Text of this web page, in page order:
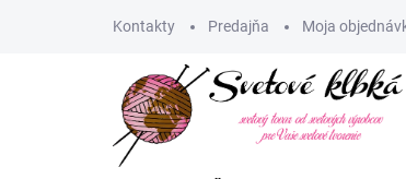
Kontakty Predajňa Moja